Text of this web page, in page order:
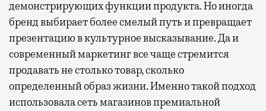
демонстрирующих функции продукта. Но иногда
бренд выбирает более смелый путь и превращает
презентацию в культурное высказывание. Да и
современный маркетинг все чаще стремится
продавать не столько товар, сколько
определенный образ жизни. Именно такой подход
использовала сеть магазинов премиальной